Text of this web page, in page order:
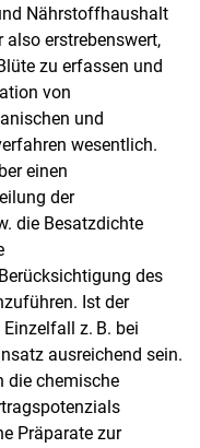
Nährstoffhaushalt
also erstrebenswert,
zu erfassen und
von
und
wesentlich.
einen
der
die Besatzdichte
des
Ist der
z. B. bei
ausreichend sein.
die chemische
Präparate zur